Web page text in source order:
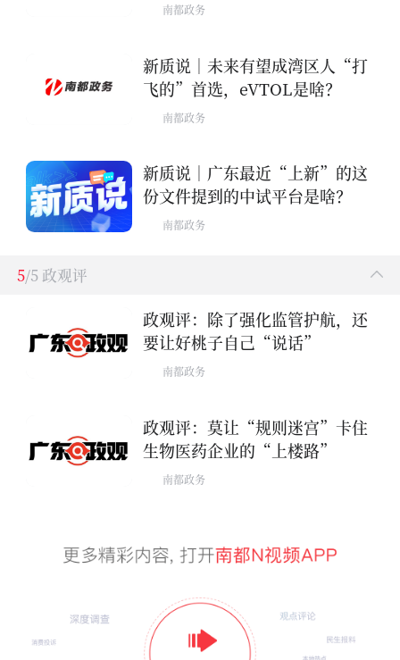
南都政务
新质说｜未来有望成湾区人“打
飞的”首选，eVTOL是啥？
南都政务
​新质说｜广东最近“上新”的这
份文件提到的中试平台是啥？
南都政务
5/5 政观评
政观评：除了强化监管护航，还
要让好桃子自己“说话”
南都政务
政观评：莫让“规则迷宫”卡住
生物医药企业的“上楼路”
南都政务